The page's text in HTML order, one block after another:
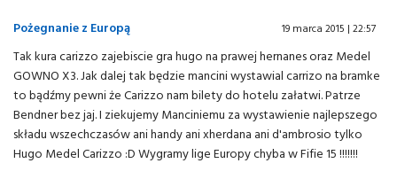
Pożegnanie z Europą
19 marca 2015 | 22:57
Tak kura carizzo zajebiscie gra hugo na prawej hernanes oraz Medel
GOWNO X3. Jak dalej tak będzie mancini wystawial carrizo na bramke
to bądźmy pewni że Carizzo nam bilety do hotelu załatwi. Patrze
Bendner bez jaj. I ziekujemy Manciniemu za wystawienie najlepszego
składu wszechczasów ani handy ani xherdana ani d'ambrosio tylko
Hugo Medel Carizzo :D Wygramy lige Europy chyba w Fifie 15 !!!!!!!